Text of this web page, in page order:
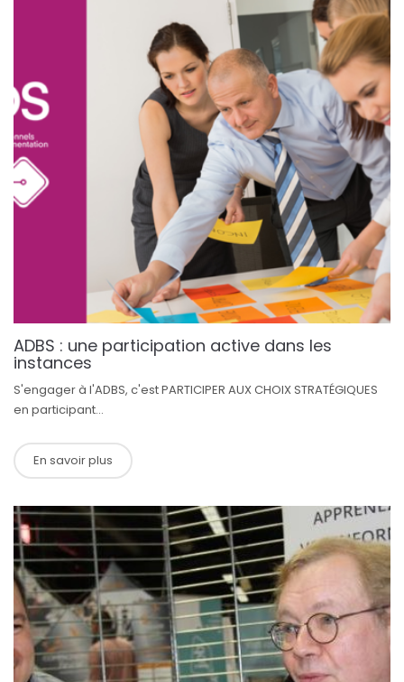
ADBS : une participation active dans les
instances
S'engager à l'ADBS, c'est PARTICIPER AUX CHOIX STRATÉGIQUES
en participant...
En savoir plus